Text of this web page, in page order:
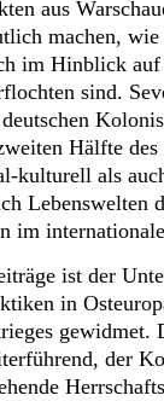
aus
machen,
im Hinblick
sind.
Hälfte
kulturell als
Lebenswelten
im
ist der
in
gewidmet.
der